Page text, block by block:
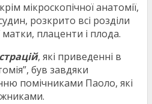
мікроскопічної анатомії,
розкрито всі розділи
матки, плаценти і плода.
, які приведенні в
був завдяки
помічниками Паоло, які